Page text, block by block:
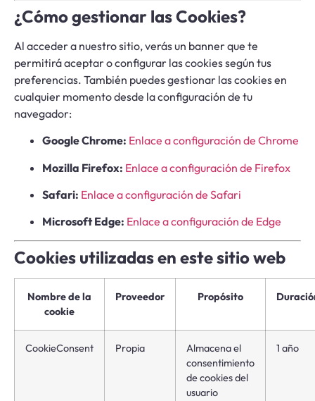
¿Cómo gestionar las Cookies?
Al acceder a nuestro sitio, verás un banner que te
permitirá aceptar o configurar las cookies según tus
preferencias. También puedes gestionar las cookies en
cualquier momento desde la configuración de tu
navegador:
Google Chrome: Enlace a configuración de Chrome
Mozilla Firefox: Enlace a configuración de Firefox
Safari: Enlace a configuración de Safari
Microsoft Edge: Enlace a configuración de Edge
Cookies utilizadas en este sitio web
Nombre de la
cookie
Proveedor Propósito
CookieConsent Propia
Almacena el
consentimiento
de cookies del
usuario
1 año